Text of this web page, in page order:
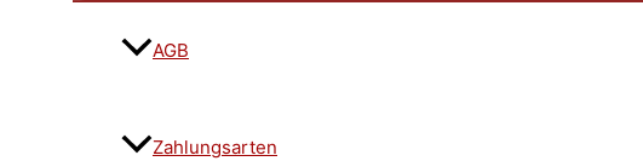
AGB
Zahlungsarten